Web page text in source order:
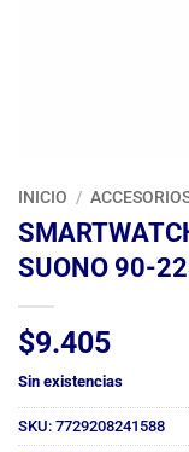
INICIO /
SUONO 90-
$9.405
Sin existencias
SKU: 7729208241588